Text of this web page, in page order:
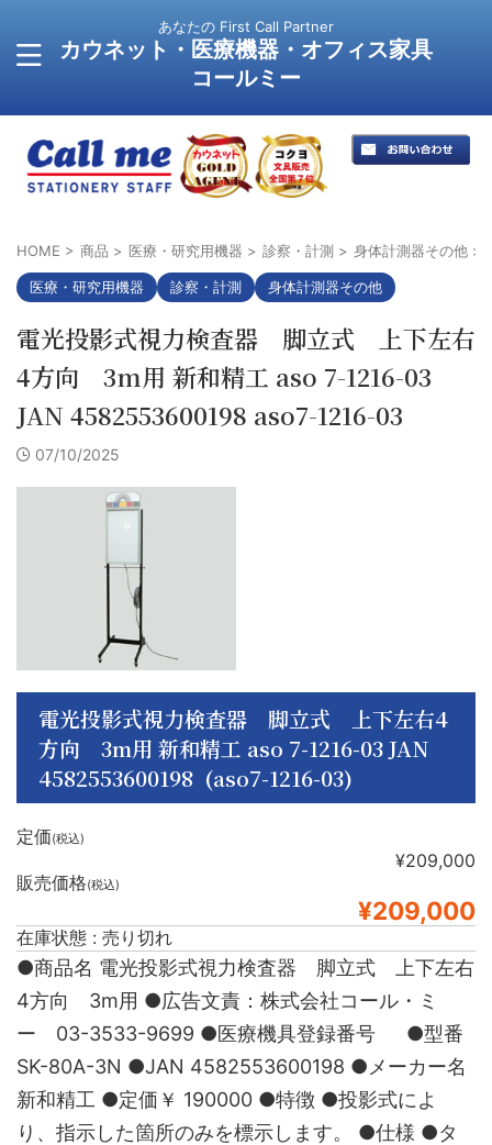
あなたの First Call Partner
カウネット・医療機器・オフィス家具
コールミー
HOME > 商品 > 医療・研究用機器 > 診察・計測 > 身体計測器その他 >
医療・研究用機器 診察・計測 身体計測器その他
電光投影式視力検査器 脚立式 上下左右
4方向 3m用 新和精工 aso 7-1216-03
JAN 4582553600198 aso7-1216-03
07/10/2025
電光投影式視力検査器 脚立式 上下左右4
方向 3m用 新和精工 aso 7-1216-03 JAN
4582553600198 (aso7-1216-03)
定価(税込)
¥209,000
販売価格(税込)
¥209,000
在庫状態 : 売り切れ
●商品名 電光投影式視力検査器 脚立式 上下左右
4方向 3m用 ●広告文責：株式会社コール・ミ
ー 03-3533-9699 ●医療機具登録番号 ●型番
SK-80A-3N ●JAN 4582553600198 ●メーカー名
新和精工 ●定価￥ 190000 ●特徴 ●投影式によ
り、指示した箇所のみを標示します。 ●仕様 ●タ